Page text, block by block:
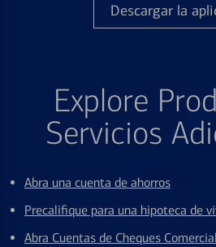
Descargar la
Explore
Servicios
Abra una cuenta de ahorros
Precalifique para una hipoteca de
Abra Cuentas de Cheques